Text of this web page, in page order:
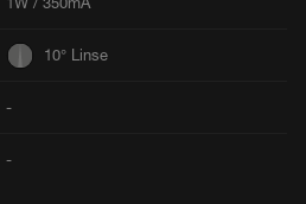
10° Linse
-
-